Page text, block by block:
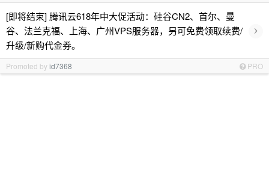
[即将结束] 腾讯云618年中大促活动：硅谷CN2、首尔、曼
谷、法兰克福、上海、广州VPS服务器，另可免费领取续费/
升级/新购代金券。
›
Promoted byid7368 PRO